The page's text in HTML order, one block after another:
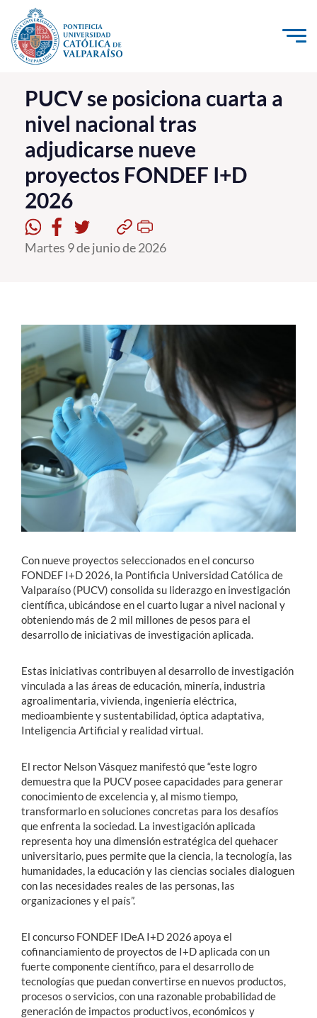
Click acá para ir directamente al contenido
La Universidad
Investigación, Creación e Innovación
PUCV Internacional
Vinculación con el Medio
Admisión
Pregrado
Estudiantes
Académicos
Funcionarios
Alumni
English
PUCV se posiciona cuarta a
nivel nacional tras
adjudicarse nueve
proyectos FONDEF I+D
2026
Martes 9 de junio de 2026
Con nueve proyectos seleccionados en el concurso
FONDEF I+D 2026, la Pontificia Universidad Católica de
Valparaíso (PUCV) consolida su liderazgo en investigación
científica, ubicándose en el cuarto lugar a nivel nacional y
obteniendo más de 2 mil millones de pesos para el
desarrollo de iniciativas de investigación aplicada.
Estas iniciativas contribuyen al desarrollo de investigación
vinculada a las áreas de educación, minería, industria
agroalimentaria, vivienda, ingeniería eléctrica,
medioambiente y sustentabilidad, óptica adaptativa,
Inteligencia Artificial y realidad virtual.
El rector Nelson Vásquez manifestó que “este logro
demuestra que la PUCV posee capacidades para generar
conocimiento de excelencia y, al mismo tiempo,
transformarlo en soluciones concretas para los desafíos
que enfrenta la sociedad. La investigación aplicada
representa hoy una dimensión estratégica del quehacer
universitario, pues permite que la ciencia, la tecnología, las
humanidades, la educación y las ciencias sociales dialoguen
con las necesidades reales de las personas, las
organizaciones y el país”.
El concurso FONDEF IDeA I+D 2026 apoya el
cofinanciamiento de proyectos de I+D aplicada con un
fuerte componente científico, para el desarrollo de
tecnologías que puedan convertirse en nuevos productos,
procesos o servicios, con una razonable probabilidad de
generación de impactos productivos, económicos y